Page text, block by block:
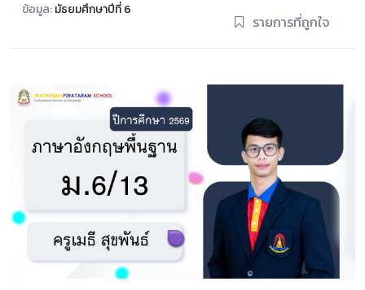
ข้อมูล:มัธยมศึกษาปีที่ 6
รายการที่ถูกใจ